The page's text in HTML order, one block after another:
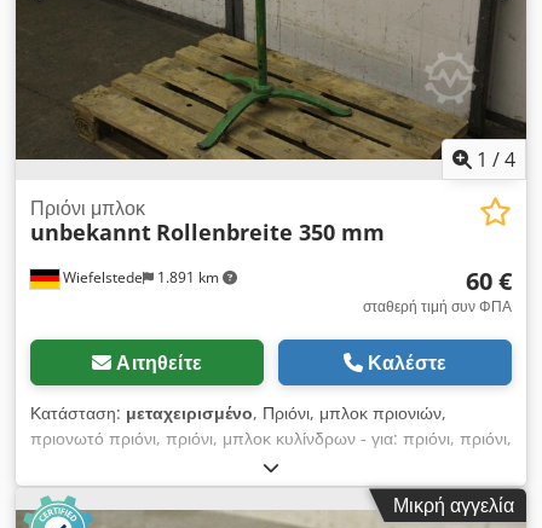
1 /4
Wiefelstede 1.891 km
Πριόνι μπλοκ
unbekannt Rollenbreite 350 mm
60 €
σταθερή τιμή συν ΦΠΑ
Αιτηθείτε Καλέστε
Κατάσταση: μεταχειρισμένο, Πριόνι, μπλοκ πριονιών,
πριονωτό πριόνι, πριόνι, μπλοκ κυλίνδρων - για: πριόνι, πριόνι,
κρύο κυκλικό πριόνι - ύψος ρόλου 1335 mm, ρυθμιζόμενο -
Ρόλος: Ø 25 x 350 mm - Διαστάσεις: 550/520 / H970 mm -
Βάρος: 13 kg Dodpfx Aofkt Itjnljwa
Μικρή αγγελία